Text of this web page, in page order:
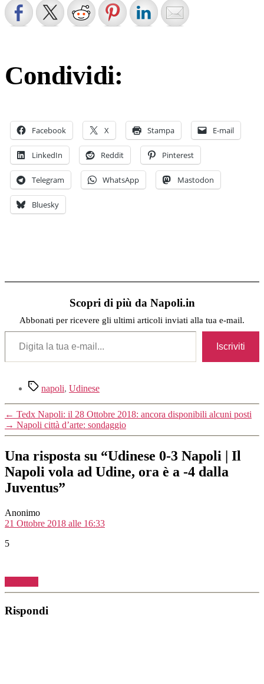
Condividi:
Facebook X Stampa E-mail
LinkedIn Reddit Pinterest
Telegram WhatsApp Mastodon
Bluesky
Scopri di più da Napoli.in
Abbonati per ricevere gli ultimi articoli inviati alla tua e-mail.
Digita la tua e-mail...
Iscriviti
Tagnapoli, Udinese
← Tedx Napoli: il 28 Ottobre 2018: ancora disponibili alcuni posti
→ Napoli città d’arte: sondaggio
Una risposta su “Udinese 0-3 Napoli | Il
Napoli vola ad Udine, ora è a -4 dalla
Juventus”
Anonimodice:
21 Ottobre 2018 alle 16:33
5
Rispondi